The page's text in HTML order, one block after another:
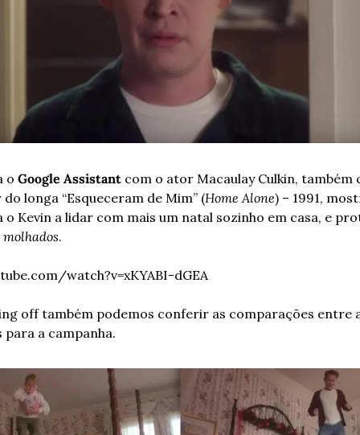
o Google Assistant com o ator Macaulay Culkin, também
longa “Esqueceram de Mim” (Home Alone) – 1991,
o Kevin a lidar com mais um natal sozinho em casa, e
.
watch?v=xKYABI-dGEA
off também podemos conferir as comparações entre
a campanha.